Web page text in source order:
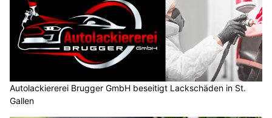
Autolackiererei Brugger GmbH beseitigt Lackschäden in St.
Gallen